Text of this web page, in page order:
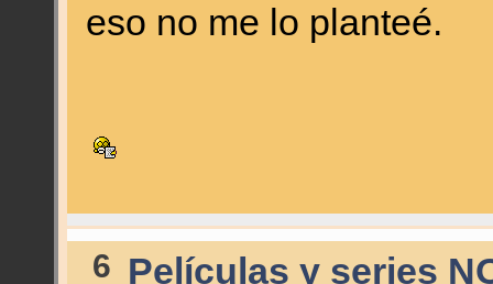
eso no me lo planteé.
6 Películas y series